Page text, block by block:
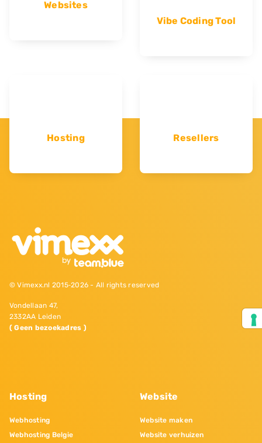
Websites
Vibe Coding Tool
Hosting Resellers
© Vimexx.nl 2015‐2026 - All rights reserved
Vondellaan 47,
2332AA Leiden
( Geen bezoekadres )
Hosting
Webhosting
Webhosting Belgie
Website
Website maken
Website verhuizen